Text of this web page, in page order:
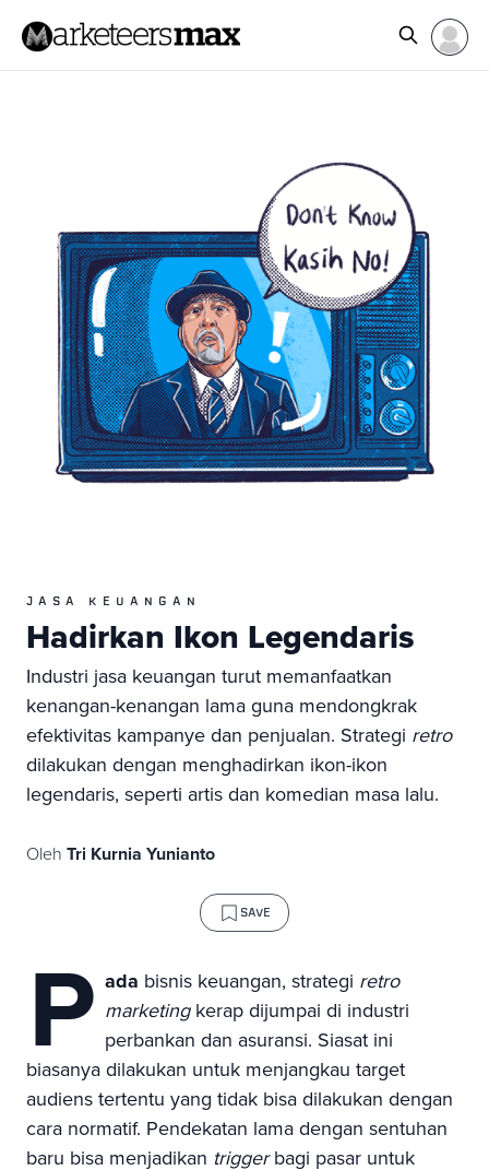
JASA KEUANGAN
Hadirkan Ikon Legendaris
Industri jasa keuangan turut memanfaatkan
kenangan-kenangan lama guna mendongkrak
efektivitas kampanye dan penjualan. Strategi retro
dilakukan dengan menghadirkan ikon-ikon
legendaris, seperti artis dan komedian masa lalu.
Oleh Tri Kurnia Yunianto
SAVE
P ada bisnis keuangan, strategi retro
marketingkerap dijumpai di industri
perbankan dan asuransi. Siasat ini
biasanya dilakukan untuk menjangkau target
audiens tertentu yang tidak bisa dilakukan dengan
cara normatif. Pendekatan lama dengan sentuhan
baru bisa menjadikan triggerbagi pasar untuk